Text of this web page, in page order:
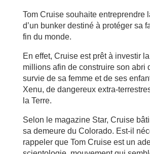
Tom Cruise souhaite entreprendre
d’un bunker destiné à protéger sa
fin du monde.
En effet, Cruise est prêt à investir
millions afin de construire son abri
survie de sa femme et de ses
Xenu, de dangereux extra-
la Terre.
Selon le magazine Star, Cruise
sa demeure du Colorado. Est-il
rappeler que Tom Cruise est un